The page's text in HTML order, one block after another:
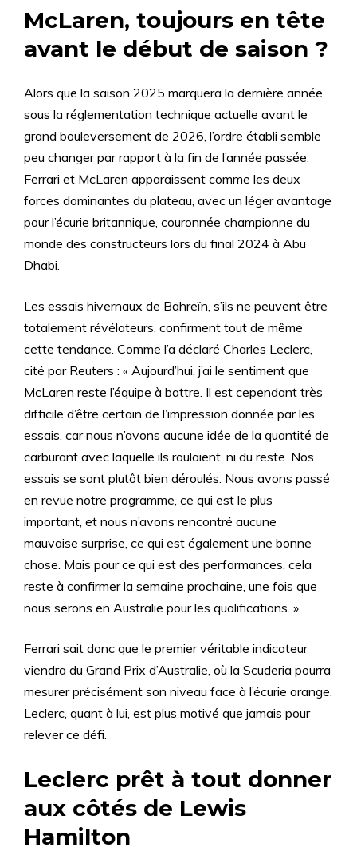
McLaren, toujours en tête
avant le début de saison ?
Alors que la saison 2025 marquera la dernière année
sous la réglementation technique actuelle avant le
grand bouleversement de 2026, l’ordre établi semble
peu changer par rapport à la fin de l’année passée.
Ferrari et McLaren apparaissent comme les deux
forces dominantes du plateau, avec un léger avantage
pour l’écurie britannique, couronnée championne du
monde des constructeurs lors du final 2024 à Abu
Dhabi.
Les essais hivernaux de Bahreïn, s’ils ne peuvent être
totalement révélateurs, confirment tout de même
cette tendance. Comme l’a déclaré Charles Leclerc,
cité par Reuters : « Aujourd’hui, j’ai le sentiment que
McLaren reste l’équipe à battre. Il est cependant très
difficile d’être certain de l’impression donnée par les
essais, car nous n’avons aucune idée de la quantité de
carburant avec laquelle ils roulaient, ni du reste. Nos
essais se sont plutôt bien déroulés. Nous avons passé
en revue notre programme, ce qui est le plus
important, et nous n’avons rencontré aucune
mauvaise surprise, ce qui est également une bonne
chose. Mais pour ce qui est des performances, cela
reste à confirmer la semaine prochaine, une fois que
nous serons en Australie pour les qualifications. »
Ferrari sait donc que le premier véritable indicateur
viendra du Grand Prix d’Australie, où la Scuderia pourra
mesurer précisément son niveau face à l’écurie orange.
Leclerc, quant à lui, est plus motivé que jamais pour
relever ce défi.
Leclerc prêt à tout donner
aux côtés de Lewis
Hamilton